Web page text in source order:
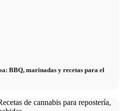
BBQ, marinadas y recetas para el